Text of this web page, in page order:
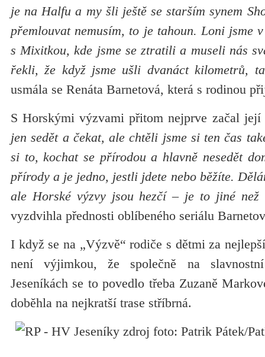
je na Halfu a my šli ještě se starším synem
přemlouvat nemusím, to je tahoun. Loni jsme
s Mixitkou, kde jsme se ztratili a museli nás
řekli, že když jsme ušli dvanáct kilometrů,
usmála se Renáta Barnetová, která s rodinou
S Horskými výzvami přitom nejprve začal její
jen sedět a čekat, ale chtěli jsme si ten čas
si to, kochat se přírodou a hlavně nesedět
přírody a je jedno, jestli jdete nebo běžíte.
ale Horské výzvy jsou hezčí – je to jiné než
vyzdvihla přednosti oblíbeného seriálu
I když se na „Výzvě“ rodiče s dětmi za
není výjimkou, že společně na
Jeseníkách se to povedlo třeba Zuzaně
doběhla na nejkratší trase stříbrná.